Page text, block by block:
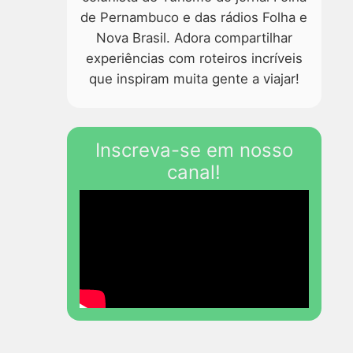
de Pernambuco e das rádios Folha e
Nova Brasil. Adora compartilhar
experiências com roteiros incríveis
que inspiram muita gente a viajar!
Inscreva-se em nosso
canal!